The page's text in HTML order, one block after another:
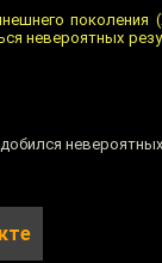
поколения
невероятных